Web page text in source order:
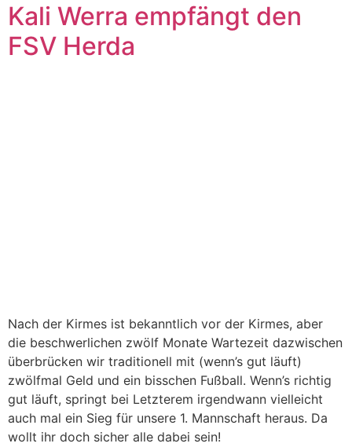
Kali Werra empfängt den
FSV Herda
Nach der Kirmes ist bekanntlich vor der Kirmes, aber
die beschwerlichen zwölf Monate Wartezeit dazwischen
überbrücken wir traditionell mit (wenn’s gut läuft)
zwölfmal Geld und ein bisschen Fußball. Wenn’s richtig
gut läuft, springt bei Letzterem irgendwann vielleicht
auch mal ein Sieg für unsere 1. Mannschaft heraus. Da
wollt ihr doch sicher alle dabei sein!